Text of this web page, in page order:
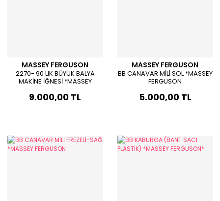
MASSEY FERGUSON
2270- 90 LIK BÜYÜK BALYA
MAKİNE İĞNESİ *MASSEY
9.000,00 TL
MASSEY FERGUSON
BB CANAVAR MİLİ SOL *MASSEY
FERGUSON
5.000,00 TL